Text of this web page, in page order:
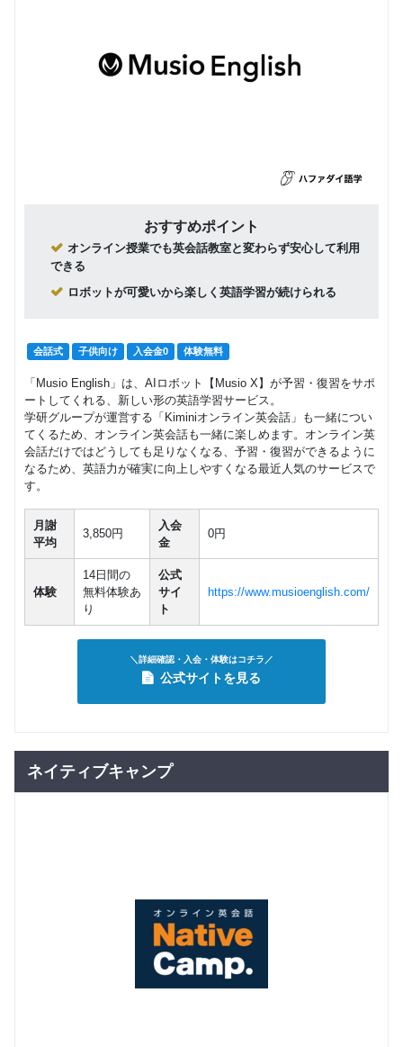
おすすめポイント
オンライン授業でも英会話教室と変わらず安心して利用
できる
ロボットが可愛いから楽しく英語学習が続けられる
会話式 子供向け 入会金0 体験無料
「Musio English」は、AIロボット【Musio X】が予習・復習をサポ
ートしてくれる、新しい形の英語学習サービス。
学研グループが運営する「Kiminiオンライン英会話」も一緒につい
てくるため、オンライン英会話も一緒に楽しめます。オンライン英
会話だけではどうしても足りなくなる、予習・復習ができるように
なるため、英語力が確実に向上しやすくなる最近人気のサービスで
す。
月謝
平均
3,850円
入会
金
0円
体験
14日間の
無料体験あ
り
公式
サイ
ト
https://www.musioenglish.com/
＼詳細確認・入会・体験はコチラ／
公式サイトを見る
ネイティブキャンプ